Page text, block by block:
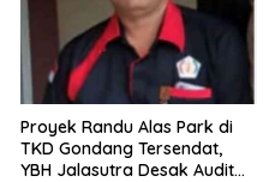
Proyek Randu Alas Park di
TKD Gondang Tersendat,
YBH Jalasutra Desak Audit